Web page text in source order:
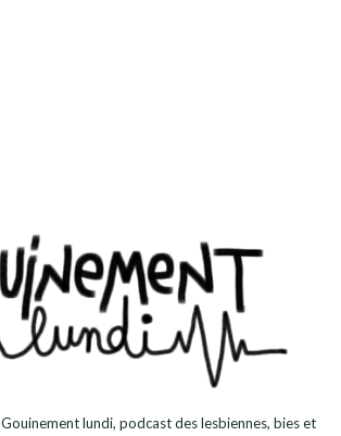
Gouinement lundi, podcast des lesbiennes, bies et